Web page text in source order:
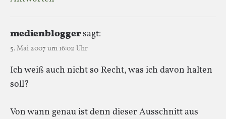
medienbloggersagt:
5. Mai 2007 um 16:02 Uhr
Ich weiß auch nicht so Recht, was ich davon halten
soll?
Von wann genau ist denn dieser Ausschnitt aus